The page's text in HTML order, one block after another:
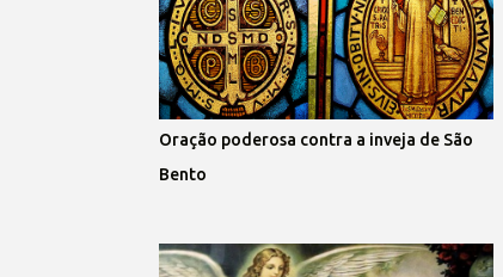
Oração poderosa contra a inveja de São
Bento